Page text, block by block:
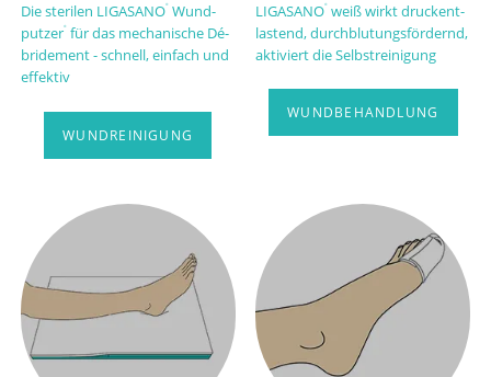
Die steri­len LIGA­SANO®
Wund­
putzer®
für das mecha­nische Dé­
bri­de­ment - schnell, einfach und
effektiv
WUNDREINIGUNG
LIGA­SANO®
weiß wirkt druck­ent­
lastend, durch­blutungs­fördernd,
aktiviert die Selbst­rei­ni­gung
WUNDBEHANDLUNG